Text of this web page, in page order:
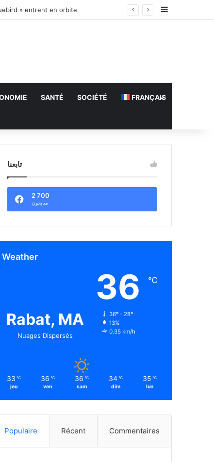
» entrent en orbite Sidebar
SANTÉ SOCIÉTÉ FRANÇAIS
تابعنا
2 700
متابعون
Weather
Rabat, MA
Nuages Dispersés
36 ℃
36º - 28º
13%
0.35 km/h
33 ℃
jeu
36 ℃
ven
36 ℃
sam
34 ℃
dim
35 ℃
lun
Populaire Récent Commentaires